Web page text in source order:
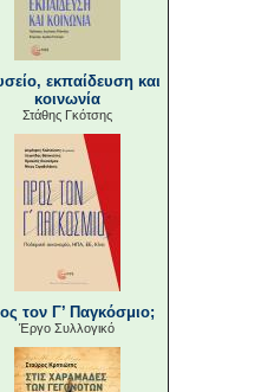
εκπαίδευση και
κοινωνία
Στάθης Γκότσης
τον Γ’ Παγκόσμιο;
Έργο Συλλογικό